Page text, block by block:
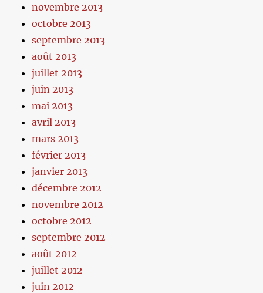
novembre 2013
octobre 2013
septembre 2013
août 2013
juillet 2013
juin 2013
mai 2013
avril 2013
mars 2013
février 2013
janvier 2013
décembre 2012
novembre 2012
octobre 2012
septembre 2012
août 2012
juillet 2012
juin 2012